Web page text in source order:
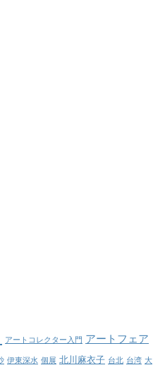
アートコレクター入門 アートフェア
伊東深水 個展 北川麻衣子 台北 台湾 大